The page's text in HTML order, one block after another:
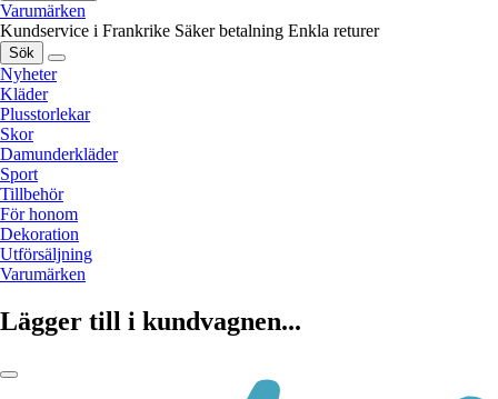
Varumärken
Kundservice i Frankrike Säker betalning Enkla returer
Sök
Nyheter
Kläder
Plusstorlekar
Skor
Damunderkläder
Sport
Tillbehör
För honom
Dekoration
Utförsäljning
Varumärken
Lägger till i kundvagnen...